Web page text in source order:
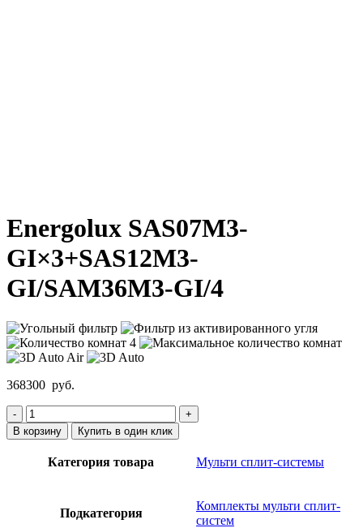
Energolux SAS07M3-
GI×3+SAS12M3-
GI/SAM36M3-GI/4
368300 руб.
Количество
товара
Energolux
SAS07M3-
GI×3+SAS12M3-
В корзину Купить в один клик
Категория товара Мульти сплит-системы
Подкатегория
Комплекты мульти сплит-
систем